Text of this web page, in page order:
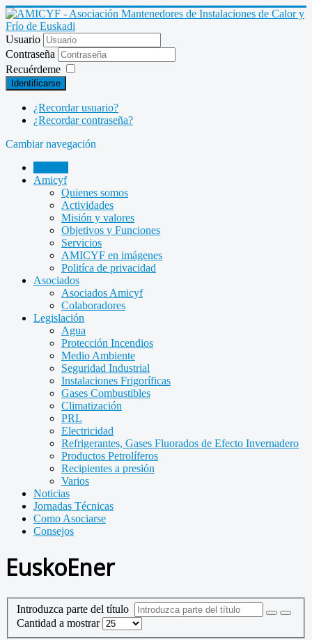
Usuario
Contraseña
Recuérdeme
Identificarse
¿Recordar usuario?
¿Recordar contraseña?
Cambiar navegación
Amicyf
Quienes somos
Actividades
Misión y valores
Objetivos y Funciones
Servicios
AMICYF en imágenes
Politíca de privacidad
Asociados
Asociados Amicyf
Colaboradores
Legislación
Agua
Protección Incendios
Medio Ambiente
Seguridad Industrial
Instalaciones Frigoríficas
Gases Combustibles
Climatización
PRL
Electricidad
Refrigerantes, Gases Fluorados de Efecto Invernadero
Productos Petrolíferos
Recipientes a presión
Varios
Noticias
Jornadas Técnicas
Como Asociarse
Consejos
EuskoEner
Introduzca parte del título
Cantidad a mostrar